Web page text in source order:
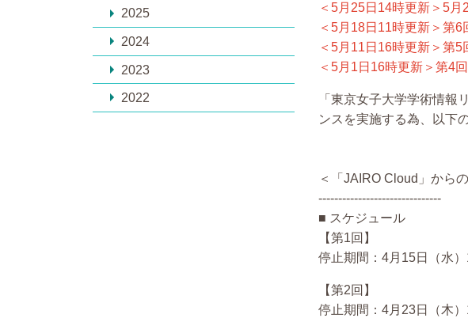
2025
2024
2023
2022
＜5月25日14時更新＞5月
＜5月18日11時更新＞第
＜5月11日16時更新＞第
＜5月1日16時更新＞第4
「東京女子大学学術情
ンスを実施する為、以下
＜「JAIRO Cloud」から
-------------------------------
■ スケジュール
【第1回】
停止期間：4月15日（水
【第2回】
停止期間：4月23日（木